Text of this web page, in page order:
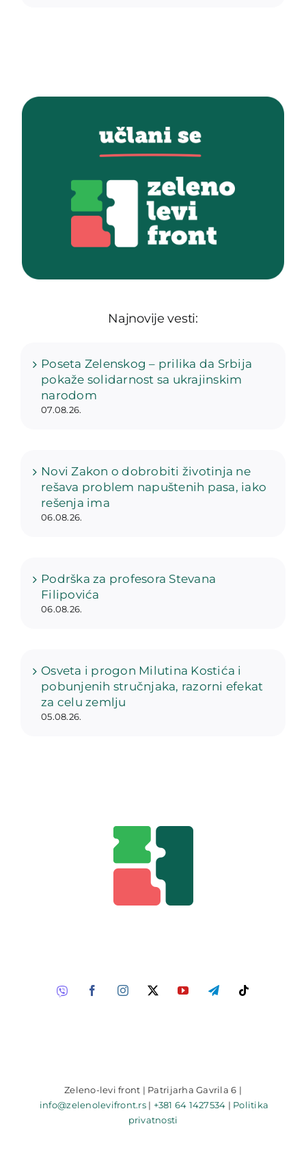
Najnovije vesti:
Poseta Zelenskog – prilika da Srbija
pokaže solidarnost sa ukrajinskim
narodom
07.08.26.
Novi Zakon o dobrobiti životinja ne
rešava problem napuštenih pasa, iako
rešenja ima
06.08.26.
Podrška za profesora Stevana
Filipovića
06.08.26.
Osveta i progon Milutina Kostića i
pobunjenih stručnjaka, razorni efekat
za celu zemlju
05.08.26.
Zeleno-levi front | Patrijarha Gavrila 6 |
info@zelenolevifront.rs| +381 64 1427534 | Politika
privatnosti